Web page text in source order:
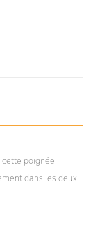
cette poignée
dans les deux